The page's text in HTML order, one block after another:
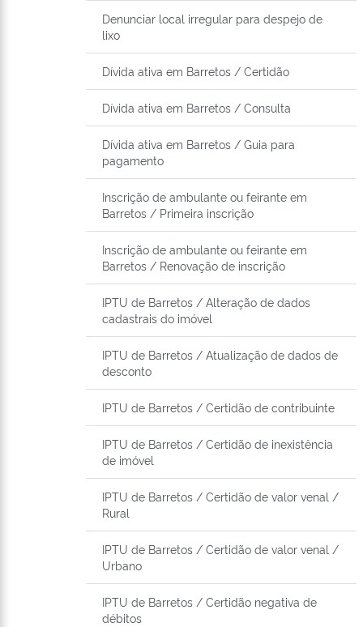
Denunciar local irregular para despejo de
lixo
Dívida ativa em Barretos / Certidão
Dívida ativa em Barretos / Consulta
Dívida ativa em Barretos / Guia para
pagamento
Inscrição de ambulante ou feirante em
Barretos / Primeira inscrição
Inscrição de ambulante ou feirante em
Barretos / Renovação de inscrição
IPTU de Barretos / Alteração de dados
cadastrais do imóvel
IPTU de Barretos / Atualização de dados de
desconto
IPTU de Barretos / Certidão de contribuinte
IPTU de Barretos / Certidão de inexistência
de imóvel
IPTU de Barretos / Certidão de valor venal /
Rural
IPTU de Barretos / Certidão de valor venal /
Urbano
IPTU de Barretos / Certidão negativa de
débitos